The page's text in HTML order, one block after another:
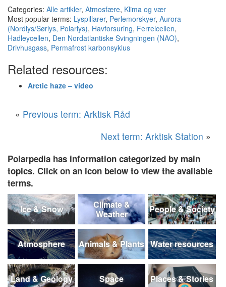
Categories: Alle artikler, Atmosfære, Klima og vær
Most popular terms: Lyspillarer, Perlemorskyer, Aurora
(Nordlys/Sørlys, Polarlys), Havforsuring, Ferrelcellen,
Hadleycellen, Den Nordatlantiske Svingningen (NAO),
Drivhusgass, Permafrost karbonsyklus
Related resources:
Arctic haze – video
« Previous term: Arktisk Råd
Next term: Arktisk Station »
Polarpedia has information categorized by main
topics. Click on an icon below to view the available
terms.
Ice & Snow
Climate &
Weather
People & Society
Atmosphere Animals & Plants Water resources
Land & Geology Space Places & Stories